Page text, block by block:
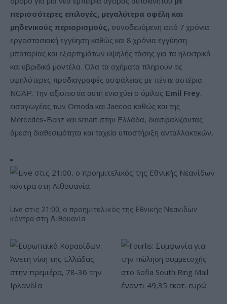
περισσότερες επιλογές, μεγαλύτερα οφέλη και
μηδενικούς περιορισμούς, συνοδευόμενη από 7 χρόνια
εργοστασιακή εγγύηση καθώς και 8 χρόνια εγγύηση
μπαταρίας και εξαρτημάτων υψηλής τάσης για τα ηλεκτρικά
και υβριδικά μοντέλα. Όλα τα οχήματα πληρούν τις
υψηλότερες προδιαγραφές ασφάλειας με πέντε αστέρια
NCAP. Την αξιοπιστία αυτή ενισχύει ο όμιλος Emil Frey,
εισαγωγέας των Omoda και Jaecoo καθώς και της
Mercedes-Benz και smart στην Ελλάδα, διασφαλίζοντας
άμεση διαθεσιμότητα και ταχεία υποστήριξη ανταλλακτικών.
Live στις 21:00, ο προημιτελικός της Εθνικής Νεανίδων
κόντρα στη Λιθουανία